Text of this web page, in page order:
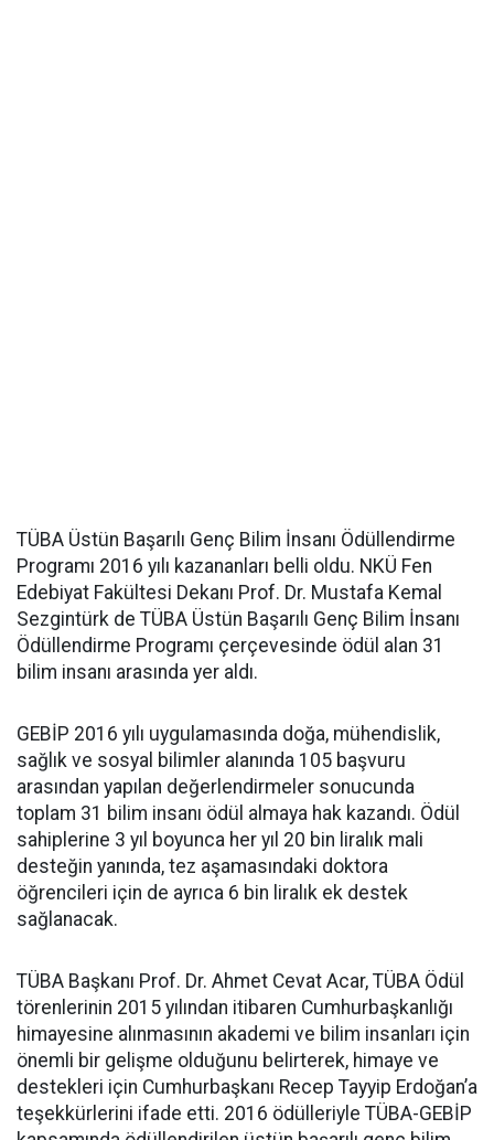
TÜBA Üstün Başarılı Genç Bilim İnsanı Ödüllendirme
Programı 2016 yılı kazananları belli oldu. NKÜ Fen
Edebiyat Fakültesi Dekanı Prof. Dr. Mustafa Kemal
Sezgintürk de TÜBA Üstün Başarılı Genç Bilim İnsanı
Ödüllendirme Programı çerçevesinde ödül alan 31
bilim insanı arasında yer aldı.
GEBİP 2016 yılı uygulamasında doğa, mühendislik,
sağlık ve sosyal bilimler alanında 105 başvuru
arasından yapılan değerlendirmeler sonucunda
toplam 31 bilim insanı ödül almaya hak kazandı. Ödül
sahiplerine 3 yıl boyunca her yıl 20 bin liralık mali
desteğin yanında, tez aşamasındaki doktora
öğrencileri için de ayrıca 6 bin liralık ek destek
sağlanacak.
TÜBA Başkanı Prof. Dr. Ahmet Cevat Acar, TÜBA Ödül
törenlerinin 2015 yılından itibaren Cumhurbaşkanlığı
himayesine alınmasının akademi ve bilim insanları için
önemli bir gelişme olduğunu belirterek, himaye ve
destekleri için Cumhurbaşkanı Recep Tayyip Erdoğan’a
teşekkürlerini ifade etti. 2016 ödülleriyle TÜBA-GEBİP